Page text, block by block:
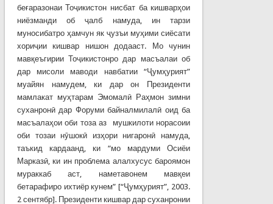
беғаразонаи Тоҷикистон нисбат ба кишварҳои
ниёзманди об ҷалб намуда, ин тарзи
муносибатро ҳамчун як ҷузъи муҳими сиёсати
хориҷии кишвар нишон додааст. Мо чунин
мавқеъгирии Тоҷикистонро дар масъалаи об
дар мисоли маводи навбатии “Ҷумҳурият”
муайян намудем, ки дар он Президенти
мамлакат муҳтарам Эмомалӣ Раҳмон зимни
суханронӣ дар Форуми байналмилалӣ оид ба
масъалаҳои оби тоза аз мушкилоти норасоии
оби тозаи нӯшокӣ изҳори нигаронӣ намуда,
таъкид кардаанд, ки “мо мардуми Осиёи
Марказӣ, ки ин проблема алалхусус бароямон
мураккаб аст, наметавонем мавқеи
бетарафиро ихтиёр кунем” [“Ҷумҳурият”, 2003.
2 сентябр]. Президенти кишвар дар суханронии